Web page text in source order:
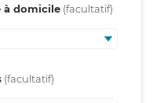
à domicile